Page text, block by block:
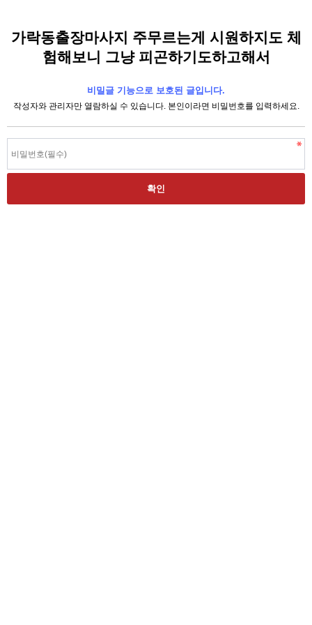
가락동출장마사지 주무르는게 시원하지도 체
험해보니 그냥 피곤하기도하고해서
비밀글 기능으로 보호된 글입니다.
작성자와 관리자만 열람하실 수 있습니다. 본인이라면 비밀번호를 입력하세요.